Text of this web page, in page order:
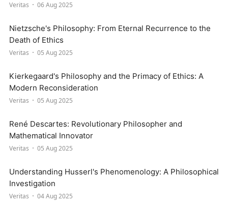
Veritas 06 Aug 2025
Nietzsche's Philosophy: From Eternal Recurrence to the
Death of Ethics
Veritas 05 Aug 2025
Kierkegaard's Philosophy and the Primacy of Ethics: A
Modern Reconsideration
Veritas 05 Aug 2025
René Descartes: Revolutionary Philosopher and
Mathematical Innovator
Veritas 05 Aug 2025
Understanding Husserl's Phenomenology: A Philosophical
Investigation
Veritas 04 Aug 2025